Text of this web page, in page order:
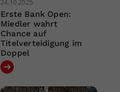
24.10.2025
Erste Bank Open:
Miedler wahrt
Chance auf
Titelverteidigung im
Doppel